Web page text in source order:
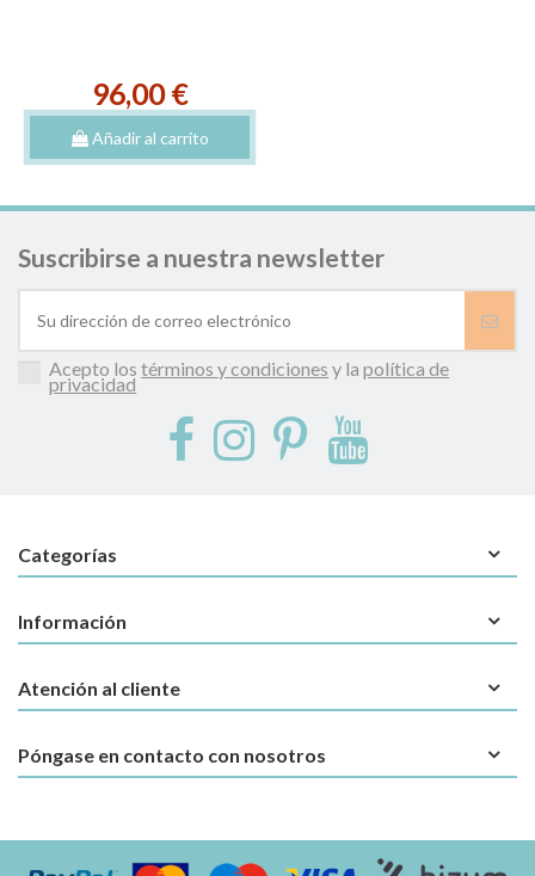
96,00 €
Añadir al carrito
Suscribirse a nuestra newsletter
Acepto lostérminos y condiciones y lapolítica de
privacidad
Categorías
Información
Atención al cliente
Póngase en contacto con nosotros